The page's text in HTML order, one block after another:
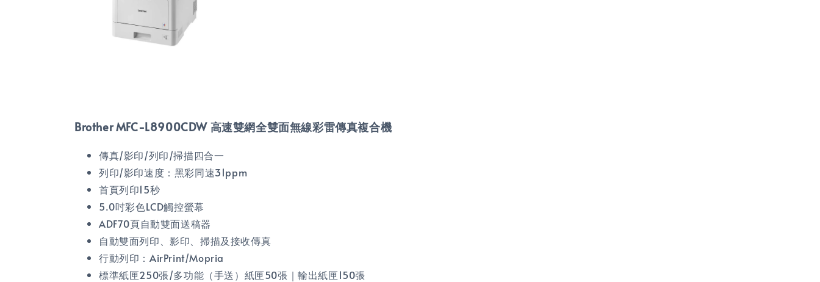
Brother MFC-L8900CDW 高速雙網全雙面無線彩雷傳真複合機
傳真/影印/列印/掃描四合一
列印/影印速度：黑彩同速31ppm
首頁列印15秒
5.0吋彩色LCD觸控螢幕
ADF70頁自動雙面送稿器
自動雙面列印、影印、掃描及接收傳真
行動列印：AirPrint/Mopria
標準紙匣250張/多功能（手送）紙匣50張｜輸出紙匣150張